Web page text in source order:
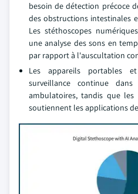
besoin de détection précoce
des obstructions intestinales
Les stéthoscopes
une analyse des sons en
par rapport à l'auscultation
Les appareils portables
surveillance continue
ambulatoires, tandis que les
soutiennent les applications